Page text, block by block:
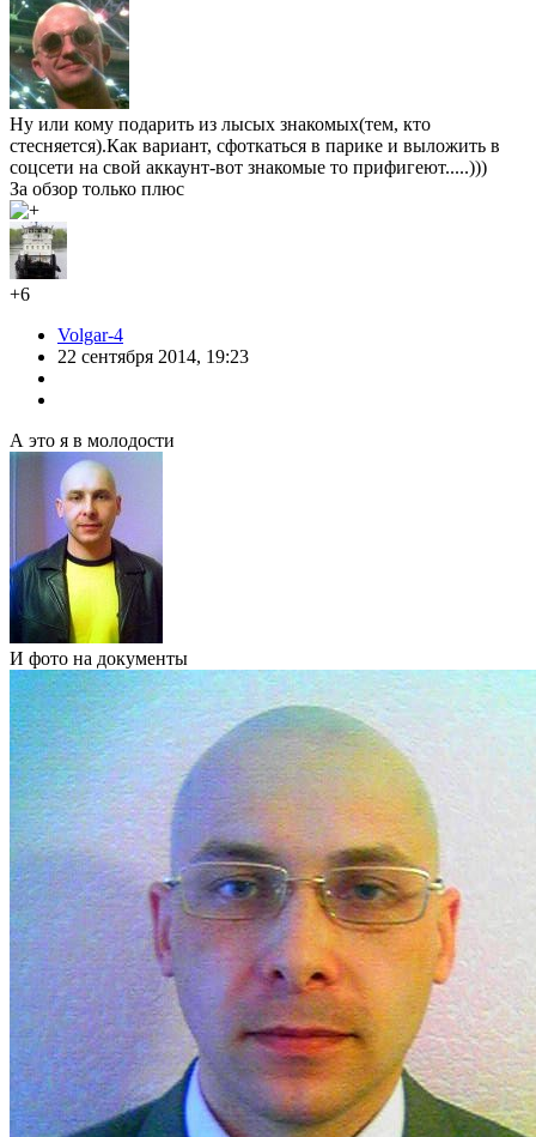
Ну или кому подарить из лысых знакомых(тем, кто
стесняется).Как вариант, сфоткаться в парике и выложить в
соцсети на свой аккаунт-вот знакомые то прифигеют.....)))
За обзор только плюс
+6
Volgar-4
22 сентября 2014, 19:23
А это я в молодости
И фото на документы